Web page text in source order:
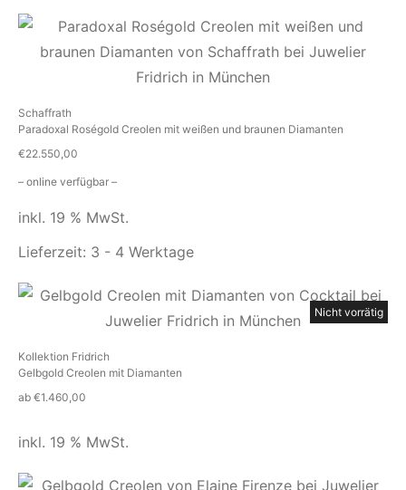
Schaffrath
Paradoxal Roségold Creolen mit weißen und braunen Diamanten
€22.550,00
– online verfügbar –
inkl. 19 % MwSt.
Lieferzeit: 3 - 4 Werktage
Nicht vorrätig
Kollektion Fridrich
Gelbgold Creolen mit Diamanten
ab €1.460,00
inkl. 19 % MwSt.